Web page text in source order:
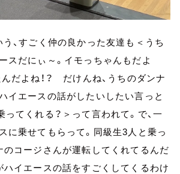
、すごく仲の良かった友達も＜うち
スだにぃ～。イモっちゃんもだよ
だよね！？ だけんね、うちのダンナ
イエースの話がしたいしたい言っと
ってくれる？＞って言われて。で、一
に乗せてもらって。同級生3人と乗っ
のコージさんが運転してくれてるんだ
ハイエースの話をすごくしてくるわけ